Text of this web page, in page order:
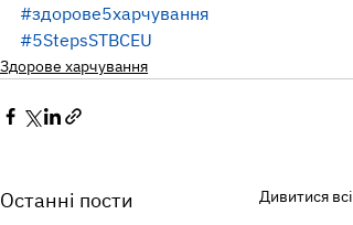
#здорове5харчування
#5StepsSTBCEU
Здорове харчування
Останні пости Дивитися всі